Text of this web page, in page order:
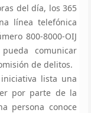
del día, los 365
línea telefónica
800-8000-OIJ
comunicar
de delitos.
iniciativa lista una
por parte de la
persona conoce